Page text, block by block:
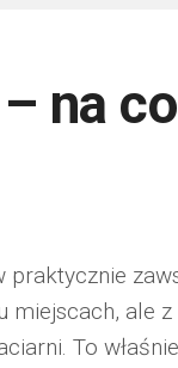
na co
miejscach, ale
To